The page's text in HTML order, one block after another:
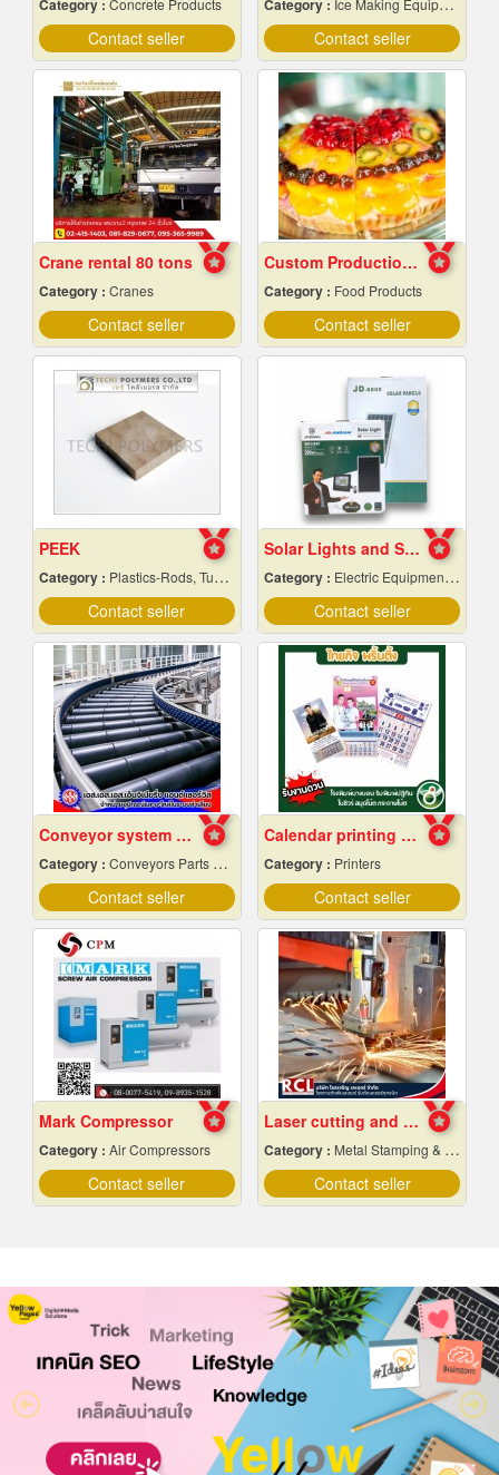
Contact seller Contact seller
Crane rental 80 tons
Category : Cranes
Contact seller
Custom Production of Jam and Fruit Sauces
Category : Food Products
Contact seller
PEEK
Category : Plastics-Rods, Tubes, Sheets, Etc, Supply Centers
Contact seller
Solar Lights and Solar Energy Equipment in Pattaya, Chonburi
Category : Electric Equipment & Supplies-Wholesale & Manufacturers
Contact seller
Conveyor system installation
Category : Conveyors Parts & Supplies
Contact seller
Calendar printing near me
Category : Printers
Contact seller
Mark Compressor
Category : Air Compressors
Contact seller
Laser cutting and folding factory, Ayutthaya
Category : Metal Stamping & Cutting
Contact seller